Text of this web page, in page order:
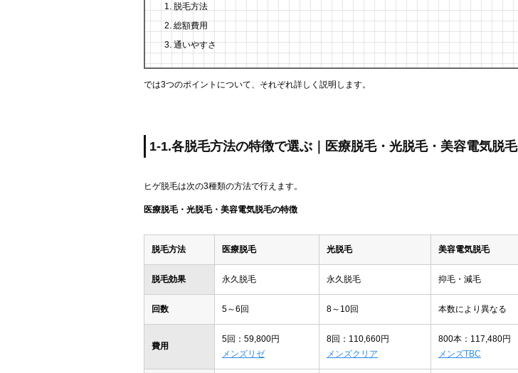
脱毛方法
総額費用
通いやすさ
では3つのポイントについて、それぞれ詳しく説明します。
1-1.各脱毛方法の特徴で選ぶ｜医療脱毛・光脱毛・美容電気脱毛
ヒゲ脱毛は次の3種類の方法で行えます。
医療脱毛・光脱毛・美容電気脱毛の特徴
脱毛方法 医療脱毛 光脱毛 美容電気脱毛
脱毛効果 永久脱毛 永久脱毛 抑毛・減毛
回数 5～6回 8～10回 本数により異なる
費用
5回：59,800円
メンズリゼ
8回：110,660円
メンズクリア
800本：117,480円
メンズTBC